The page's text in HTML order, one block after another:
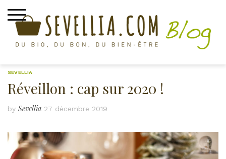
content
SEVELLIA
Réveillon : cap sur 2020 !
by Sevellia 27 décembre 2019